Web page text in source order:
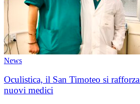
News
Oculistica, il San Timoteo si
nuovi medici